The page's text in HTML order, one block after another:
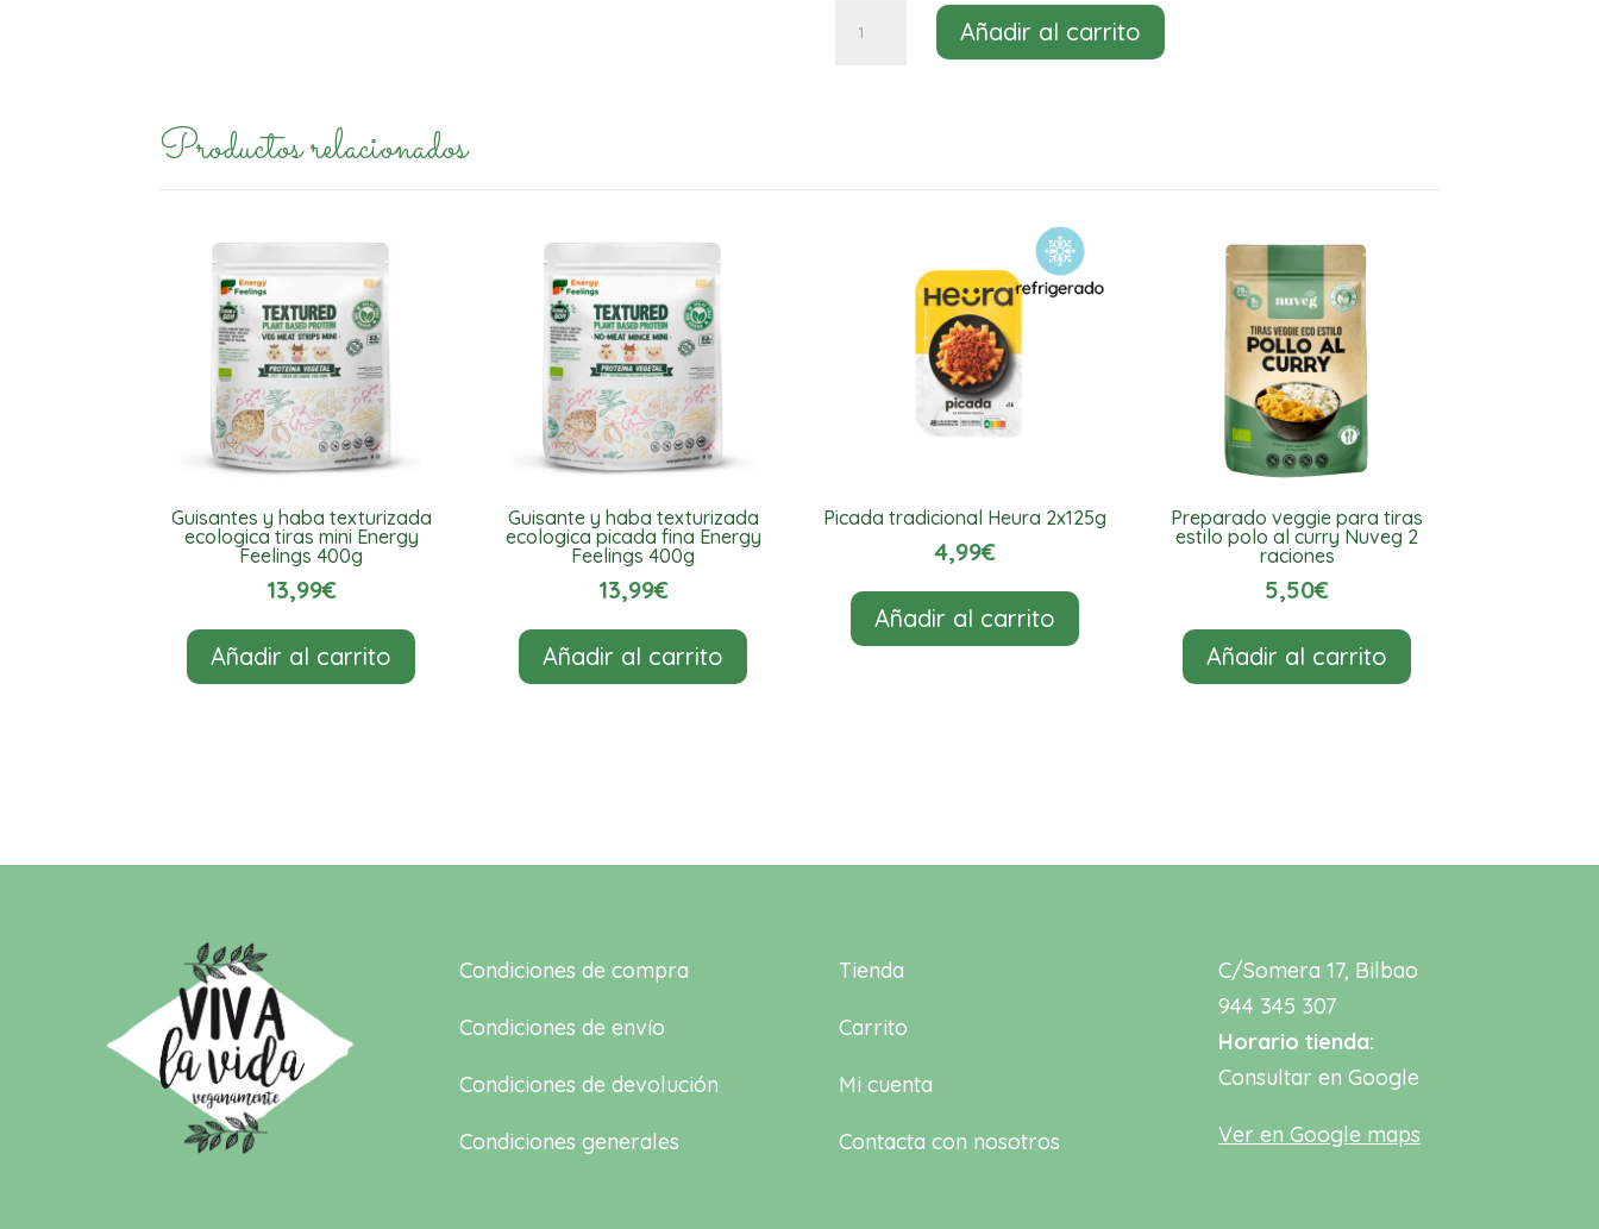
Preparado
Añadir al carrito
Productos relacionados
Guisantes y haba texturizada
ecologica tiras mini Energy
Feelings 400g
13,99€
Añadir al carrito
Guisante y haba texturizada
ecologica picada fina Energy
Feelings 400g
13,99€
Añadir al carrito
Picada tradicional Heura 2x125g
4,99€
Añadir al carrito
Preparado veggie para tiras
estilo polo al curry Nuveg 2
raciones
5,50€
Añadir al carrito
Condiciones de compra
Condiciones de envío
Condiciones de devolución
Condiciones generales
Tienda
Carrito
Mi cuenta
Contacta con nosotros
C/Somera 17, Bilbao
944 345 307
Horario tienda:
Consultar en Google
Ver en Google maps